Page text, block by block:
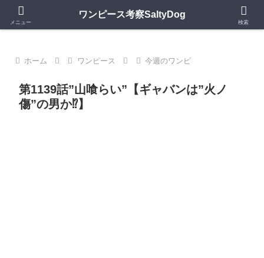
第1150話更新中｜ワンピースの歴史・神話・キャラモデルを深掘り考察
ホーム ワンピース 今週のワンピ
第1139話”山喰らい”【ギャバンは”火ノ
傷”の男か⁉︎】
メニュー
ワンピース考察SaltyDog
検索